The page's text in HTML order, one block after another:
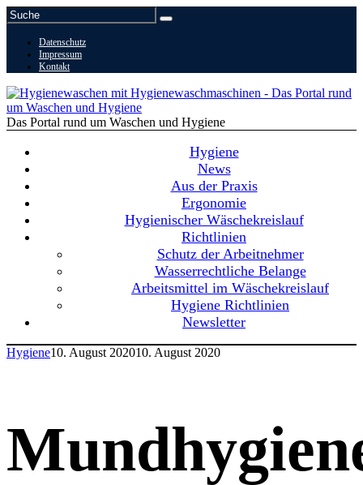
Datenschutz
Impressum
Kontakt
Das Portal rund um Waschen und Hygiene
Hygiene
News
Aus der Praxis
Ergonomie
Hygienischer Wäschekreislauf
Richtlinien
Schutz der Arbeitnehmer
Wasserrechtliche Belange
Arbeitsmittel im Wäschekreislauf
Hygiene Richtlinien
Newsletter
Hygiene10. August 202010. August 2020